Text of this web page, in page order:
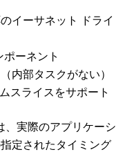
イーサネット ドライ
ーネント
内部タスクがない）
スライスをサポート
、実際のアプリケーシ
定されたタイミング